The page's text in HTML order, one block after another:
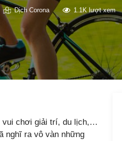
Dịch Corona 1.1K lượt xem
vui chơi giải trí, du lịch,…
nghĩ ra vô vàn những